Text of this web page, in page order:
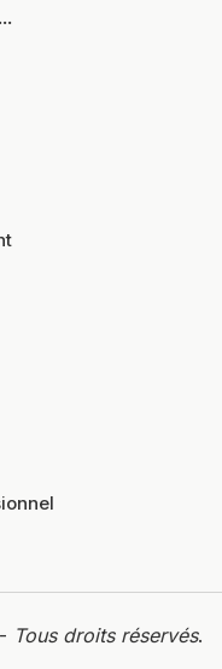
- Tous droits réservés.